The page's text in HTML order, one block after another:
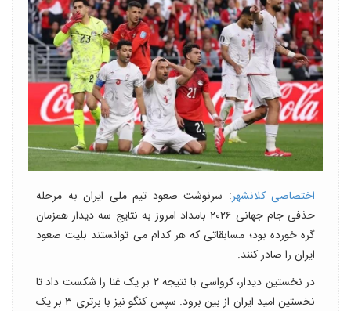
اختصاصی کلانشهر: سرنوشت صعود تیم ملی ایران به مرحله
حذفی جام جهانی ۲۰۲۶ بامداد امروز به نتایج سه دیدار همزمان
گره خورده بود؛ مسابقاتی که هر کدام می توانستند بلیت صعود
ایران را صادر کنند.
در نخستین دیدار، کرواسی با نتیجه ۲ بر یک غنا را شکست داد تا
نخستین امید ایران از بین برود. سپس کنگو نیز با برتری ۳ بر یک